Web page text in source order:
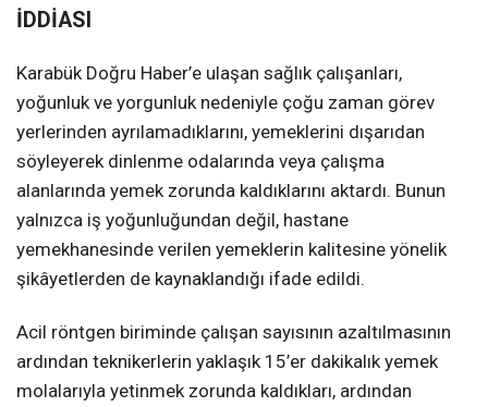
İDDİASI
Karabük Doğru Haber’e ulaşan sağlık çalışanları,
yoğunluk ve yorgunluk nedeniyle çoğu zaman görev
yerlerinden ayrılamadıklarını, yemeklerini dışarıdan
söyleyerek dinlenme odalarında veya çalışma
alanlarında yemek zorunda kaldıklarını aktardı. Bunun
yalnızca iş yoğunluğundan değil, hastane
yemekhanesinde verilen yemeklerin kalitesine yönelik
şikâyetlerden de kaynaklandığı ifade edildi.
Acil röntgen biriminde çalışan sayısının azaltılmasının
ardından teknikerlerin yaklaşık 15’er dakikalık yemek
molalarıyla yetinmek zorunda kaldıkları, ardından